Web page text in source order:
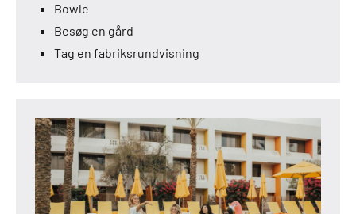
Bowle
Besøg en gård
Tag en fabriksrundvisning